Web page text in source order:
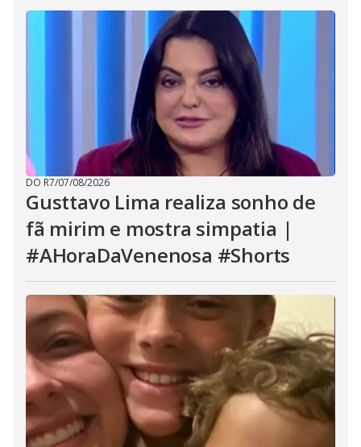
DO R7/07/08/2026
Gusttavo Lima realiza sonho de
fã mirim e mostra simpatia |
#AHoraDaVenenosa #Shorts